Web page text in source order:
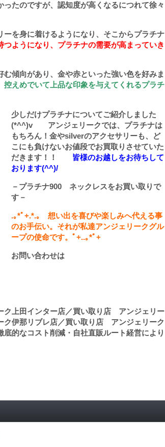
たのですが、認知度が高くなるにつれて徐々
を身に着けるようになり、そこからプラチナ
つようになり、プラチナの需要が高まっていき
傾向があり、金や赤といった強い色を好みま
えめでいて上品な印象を与えてくれるプラチ
少しだけプラチナについてご紹介しました
(*^^)v アンジェリークでは、プラチナは
もちろん！金やsilverのアクセサリーも、ど
こにも負けないお値段でお買取りさせていた
だきます！！ 皆様のお越しをお待ちして
おります(^^)/
－プラチナ900 ネックレスをお買い取りで
す－
.｡*ﾟ+.*.｡ 想い出を喜びや楽しみへ代える事
のお手伝い。それが私達アンジェリークグル
ープの使命です。ﾟ+..｡*ﾟ+
お問い合わせは
上田インター店／買い取り店 アンジェリー
伊那リブレ店／買い取り店 アンジェリーク
的なコスト削減・自社直販ルート経営により